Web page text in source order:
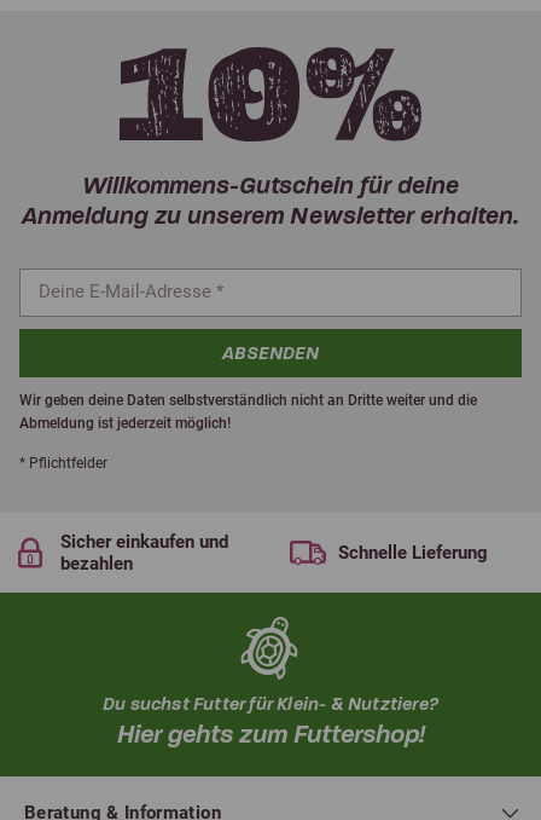
Willkommens-Gutschein für deine
Anmeldung zu unserem Newsletter erhalten.
ABSENDEN
Wir geben deine Daten selbstverständlich nicht an Dritte weiter und die
Abmeldung ist jederzeit möglich!
* Pflichtfelder
Sicher einkaufen und
bezahlen
Schnelle Lieferung
Du suchst Futter für Klein- & Nutztiere?
Hier gehts zum Futtershop!
Beratung & Information